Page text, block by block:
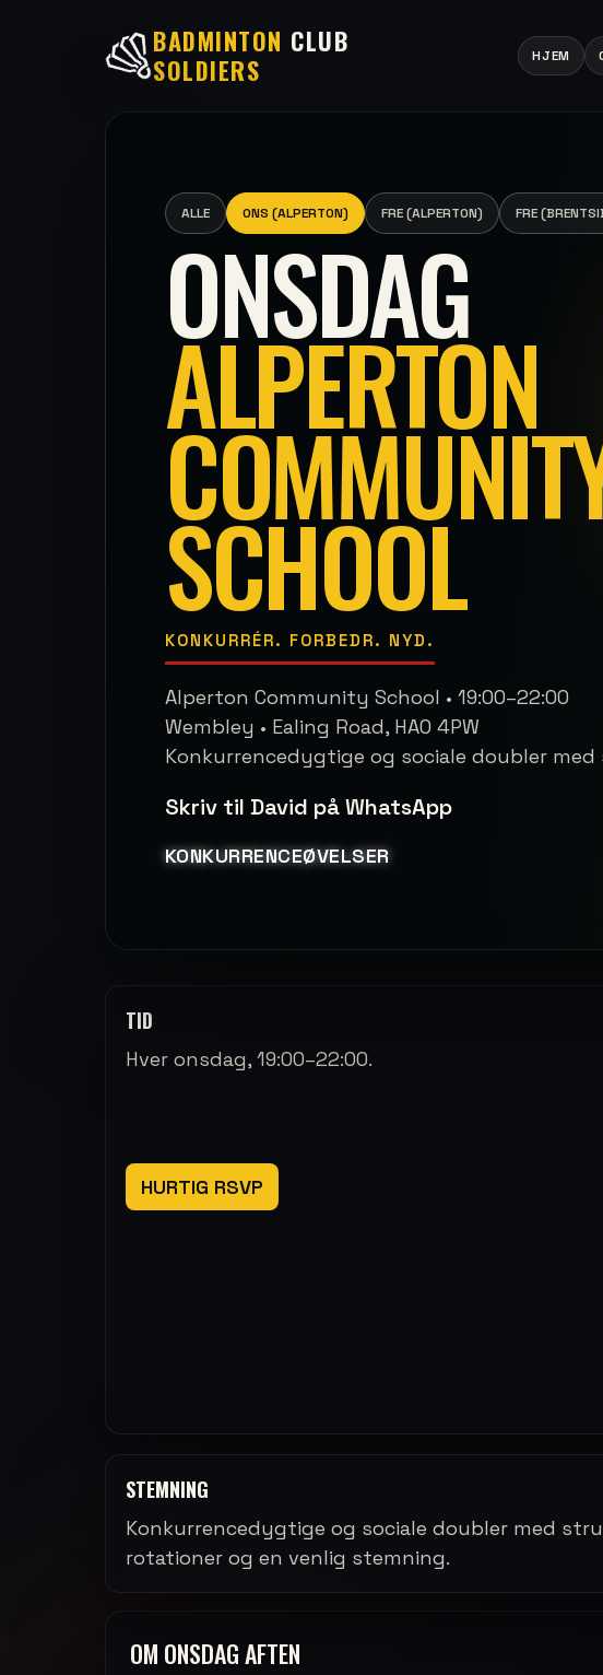
BADMINTON CLUB
SOLDIERS
HJEM
ALLE ONS (ALPERTON) FRE (ALPERTON) FRE
ONSDAG
ALPERTON
SCHOOL
KONKURRÉR. FORBEDR. NYD.
Alperton Community School • 19:00–22:00
Wembley • Ealing Road, HA0 4PW
Konkurrencedygtige og sociale doubler
Skriv til David på WhatsApp
KONKURRENCEØVELSER
TID
Hver onsdag, 19:00–22:00.
HURTIG RSVP
STEMNING
Konkurrencedygtige og sociale doubler med
rotationer og en venlig stemning.
OM ONSDAG AFTEN